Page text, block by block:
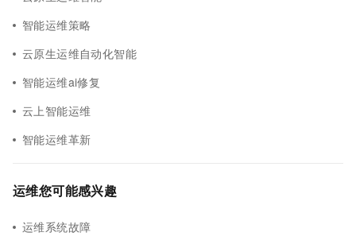
智能运维策略
云原生运维自动化智能
智能运维ai修复
云上智能运维
智能运维革新
运维您可能感兴趣
运维系统故障